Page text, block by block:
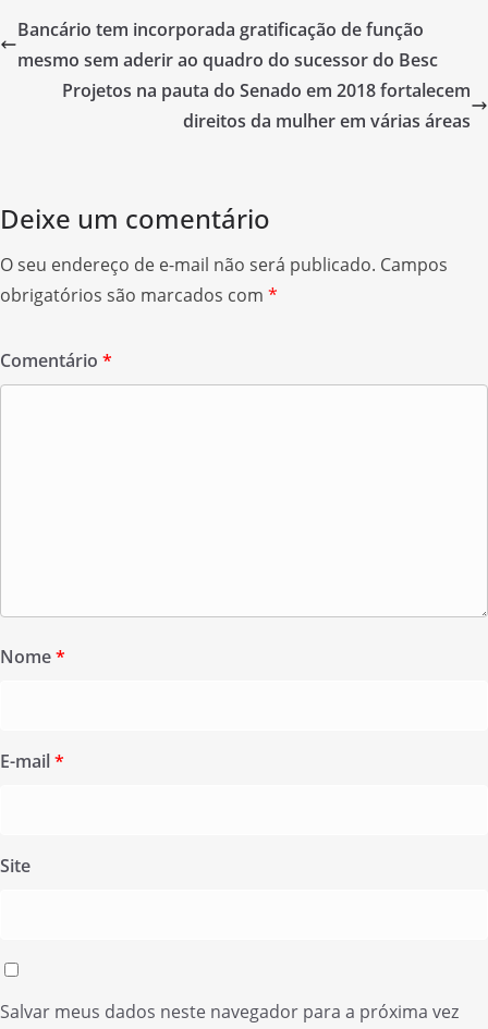
e
b
o
er e
Bancário tem incorporada gratificação de função
mesmo sem aderir ao quadro do sucessor do Besc
Projetos na pauta do Senado em 2018 fortalecem
direitos da mulher em várias áreas
Deixe um comentário
O seu endereço de e-mail não será publicado. Campos
obrigatórios são marcados com *
Comentário *
Nome*
E-mail*
Site
Salvar meus dados neste navegador para a próxima vez